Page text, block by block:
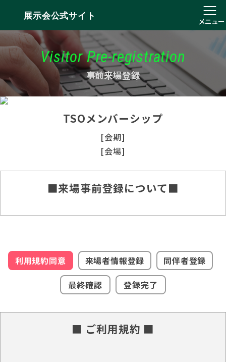
展示会公式サイト
メニュー
Visitor Pre-registration
事前来場登録
TSOメンバーシップ
[会期]
[会場]
■来場事前登録について■
利用規約同意 来場者情報登録
同伴者登録
最終確認
登録完了
■ ご利用規約 ■